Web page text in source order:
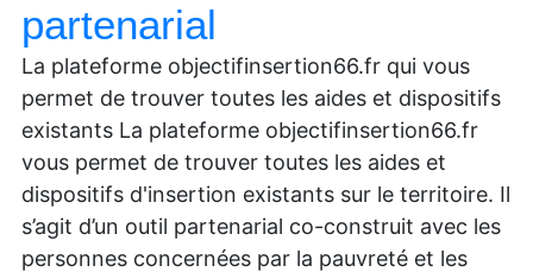
partenarial
La plateforme objectifinsertion66.fr qui vous
permet de trouver toutes les aides et dispositifs
existants La plateforme objectifinsertion66.fr
vous permet de trouver toutes les aides et
dispositifs d'insertion existants sur le territoire. Il
s’agit d’un outil partenarial co-construit avec les
personnes concernées par la pauvreté et les